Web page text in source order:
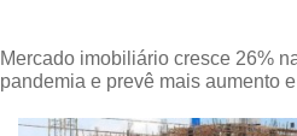
Mercado imobiliário cresce 26%
pandemia e prevê mais aumento